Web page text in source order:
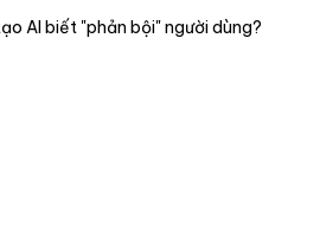
AI biết "phản bội" người dùng?